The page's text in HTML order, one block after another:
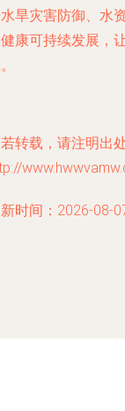
旱灾害防御、水
康可持续发展，
转载，请注明出处
时间：2026-08-